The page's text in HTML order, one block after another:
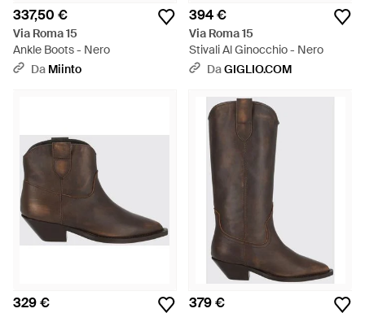
337,50 €
Via Roma 15
Ankle Boots - Nero
Da Miinto
394 €
Via Roma 15
Stivali Al Ginocchio - Nero
DaGIGLIO.COM
329 € 379 €